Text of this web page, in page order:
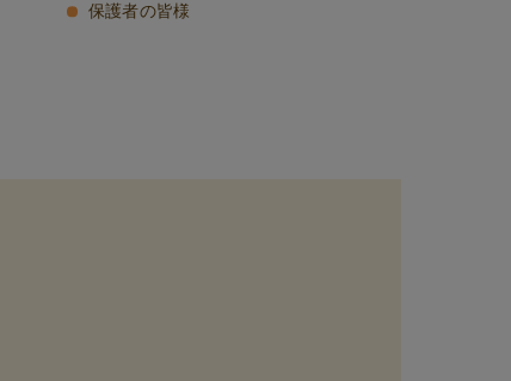
保護者の皆様